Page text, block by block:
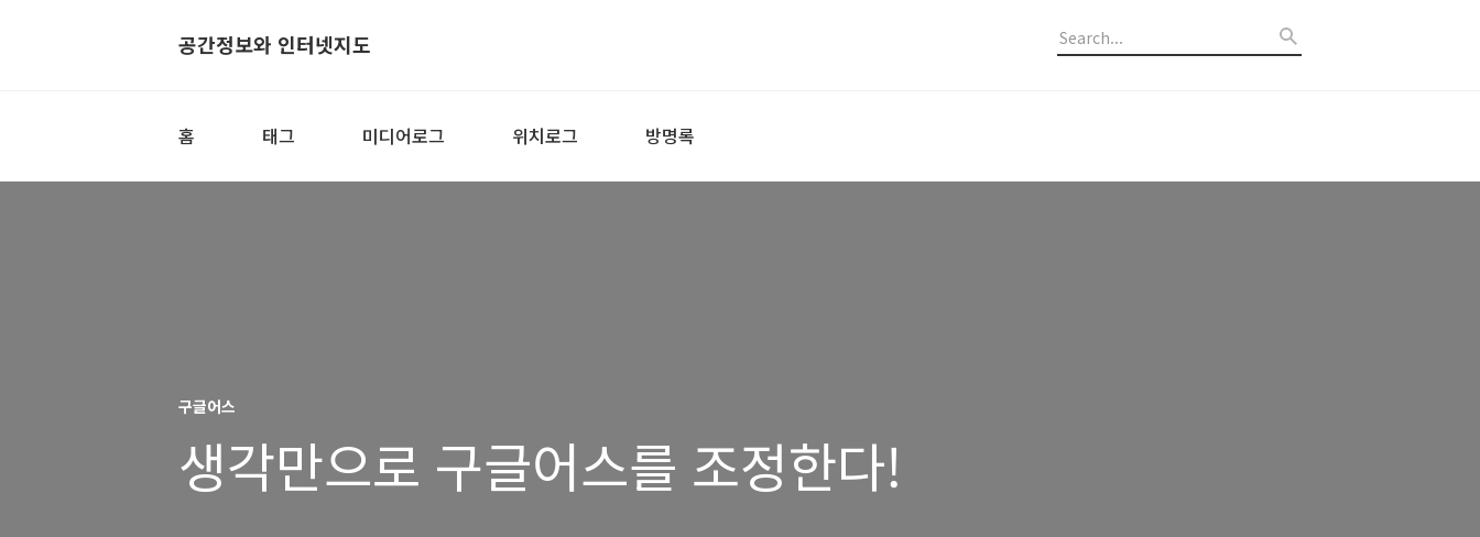
공간정보와 인터넷지도
홈 태그 미디어로그 위치로그 방명록
구글어스
생각만으로 구글어스를 조정한다!